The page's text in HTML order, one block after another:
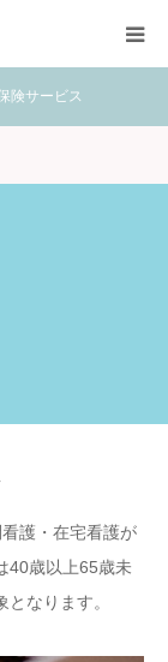
険サービス
護・在宅看護が
40歳以上65歳未
なります。